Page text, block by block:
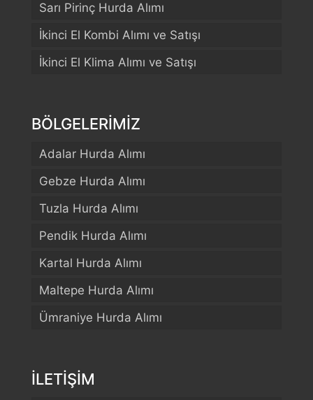
Sarı Pirinç Hurda Alımı
İkinci El Kombi Alımı ve Satışı
İkinci El Klima Alımı ve Satışı
BÖLGELERİMİZ
Adalar Hurda Alımı
Gebze Hurda Alımı
Tuzla Hurda Alımı
Pendik Hurda Alımı
Kartal Hurda Alımı
Maltepe Hurda Alımı
Ümraniye Hurda Alımı
İLETİŞİM